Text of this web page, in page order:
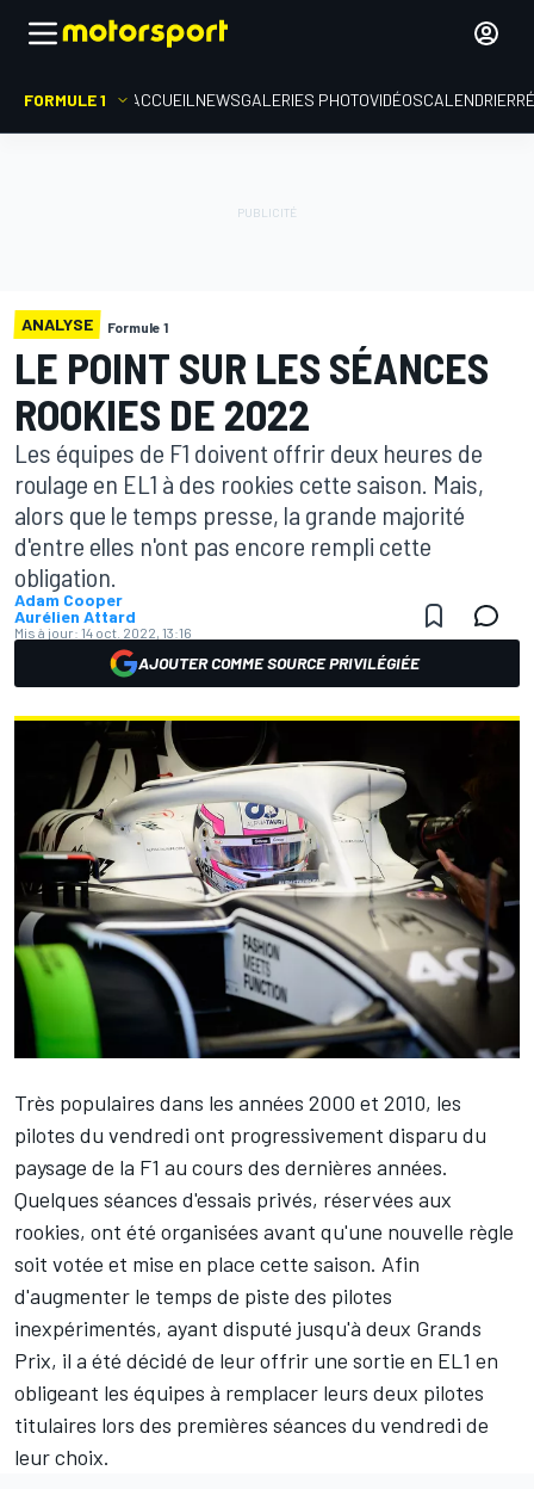
FORMULE 1 ACCUEIL NEWSGALERIES PHOTOVIDÉOSCALENDRIER
ANALYSE Formule 1
LE POINT SUR LES SÉANCES
ROOKIES DE 2022
Les équipes de F1 doivent offrir deux heures de
roulage en EL1 à des rookies cette saison. Mais,
alors que le temps presse, la grande majorité
d'entre elles n'ont pas encore rempli cette
obligation.
Adam Cooper
Aurélien Attard
Mis à jour: 14 oct. 2022, 13:16
AJOUTER COMME SOURCE PRIVILÉGIÉE
Très populaires dans les années 2000 et 2010, les
pilotes du vendredi ont progressivement disparu du
paysage de la F1 au cours des dernières années.
Quelques séances d'essais privés, réservées aux
rookies, ont été organisées avant qu'une nouvelle règle
soit votée et mise en place cette saison. Afin
d'augmenter le temps de piste des pilotes
inexpérimentés, ayant disputé jusqu'à deux Grands
Prix, il a été décidé de leur offrir une sortie en EL1 en
obligeant les équipes à remplacer leurs deux pilotes
titulaires lors des premières séances du vendredi de
leur choix.